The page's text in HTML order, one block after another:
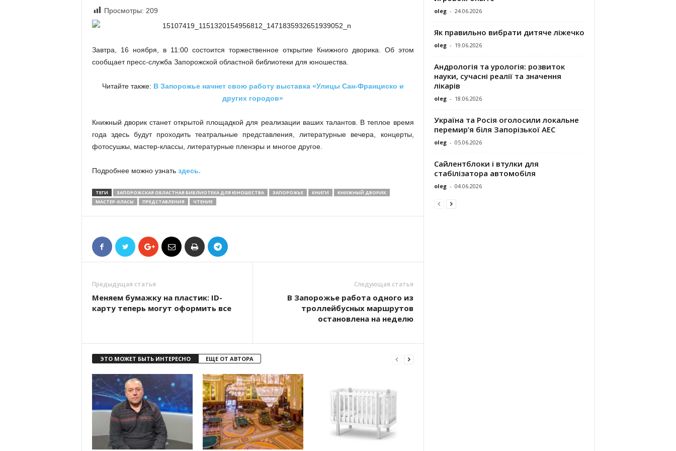
Просмотры: 209
Завтра, 16 ноября, в 11:00 состоится торжественное открытие Книжного дворика. Об этом
сообщает пресс-служба Запорожской областной библиотеки для юношества.
Читайте также: В Запорожье начнет свою работу выставка «Улицы Сан-Франциско и
других городов»
Книжный дворик станет открытой площадкой для реализации ваших талантов. В теплое время
года здесь будут проходить театральные представления, литературные вечера, концерты,
фотосушкы, мастер-классы, литературные пленэры и многое другое.
Подробнее можно узнать здесь.
ТЕГИ ЗАПОРОЖСКАЯ ОБЛАСТНАЯ БИБЛИОТЕКА ДЛЯ ЮНОШЕСТВА ЗАПОРОЖЬЕ КНИГИ
КНИЖНЫЙ ДВОРИК
МАСТЕР-КЛАСЫ
ПРЕДСТАВЛЕНИЯ ЧТЕНИЕ
Предыдущая статья
Меняем бумажку на пластик: ID-
карту теперь могут оформить все
Следующая статья
В Запорожье работа одного из
троллейбусных маршрутов
остановлена на неделю
ЭТО МОЖЕТ БЫТЬ ИНТЕРЕСНО ЕЩЕ ОТ АВТОРА
oleg - 24.06.2026
Як правильно вибрати дитяче ліжечко
oleg - 19.06.2026
Андрологія та урологія: розвиток
науки, сучасні реалії та значення
лікарів
oleg - 18.06.2026
Україна та Росія оголосили локальне
перемир’я біля Запорізької АЕС
oleg - 05.06.2026
Сайлентблоки і втулки для
стабілізатора автомобіля
oleg - 04.06.2026